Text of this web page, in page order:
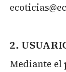
2.
Mediante el